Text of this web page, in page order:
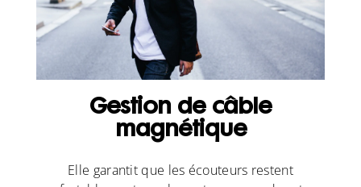
Gestion de câble
magnétique
Elle garantit que les écouteurs restent